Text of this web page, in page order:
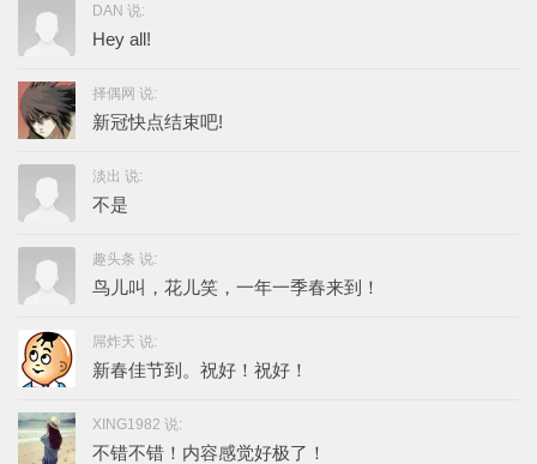
DAN 说:
Hey all!
择偶网 说:
新冠快点结束吧!
淡出 说:
不是
趣头条 说:
鸟儿叫，花儿笑，一年一季春来到！
屌炸天 说:
新春佳节到。祝好！祝好！
XING1982 说:
不错不错！内容感觉好极了！